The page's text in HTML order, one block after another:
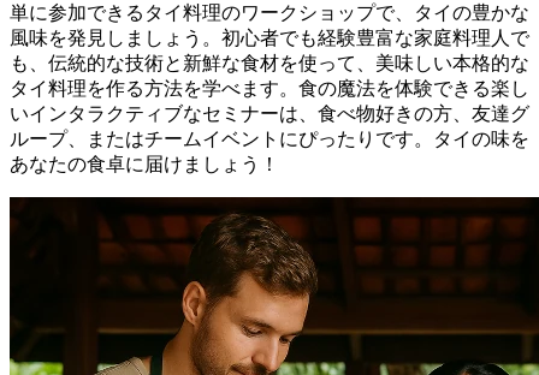
単に参加できるタイ料理のワークショップで、タイの豊かな
風味を発見しましょう。初心者でも経験豊富な家庭料理人で
も、伝統的な技術と新鮮な食材を使って、美味しい本格的な
タイ料理を作る方法を学べます。食の魔法を体験できる楽し
いインタラクティブなセミナーは、食べ物好きの方、友達グ
ループ、またはチームイベントにぴったりです。タイの味を
あなたの食卓に届けましょう！